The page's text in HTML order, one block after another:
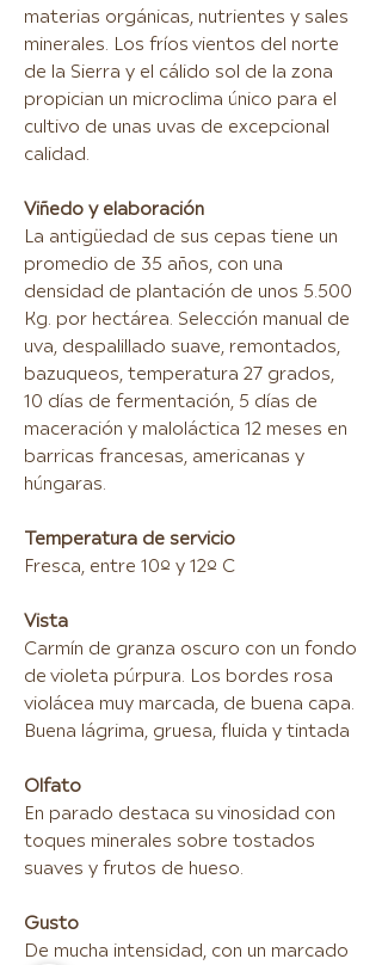
materias orgánicas, nutrientes y sales
minerales. Los fríos vientos del norte
de la Sierra y el cálido sol de la zona
propician un microclima único para el
cultivo de unas uvas de excepcional
calidad.
Viñedo y elaboración
La antigüedad de sus cepas tiene un
promedio de 35 años, con una
densidad de plantación de unos 5.500
Kg. por hectárea. Selección manual de
uva, despalillado suave, remontados,
bazuqueos, temperatura 27 grados,
10 días de fermentación, 5 días de
maceración y maloláctica 12 meses en
barricas francesas, americanas y
húngaras.
Temperatura de servicio
Fresca, entre 10º y 12º C
Vista
Carmín de granza oscuro con un fondo
de violeta púrpura. Los bordes rosa
violácea muy marcada, de buena capa.
Buena lágrima, gruesa, fluida y tintada
Olfato
En parado destaca su vinosidad con
toques minerales sobre tostados
suaves y frutos de hueso.
Gusto
De mucha intensidad, con un marcado